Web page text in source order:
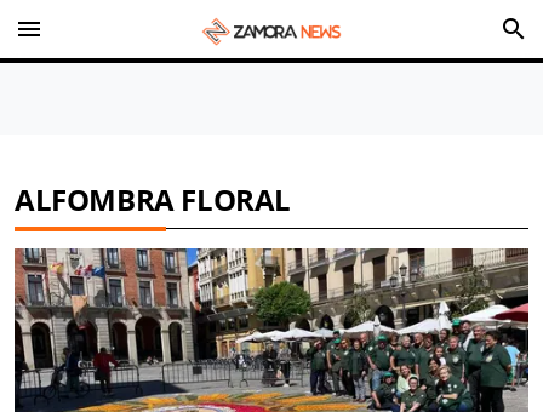
menu search
ALFOMBRA FLORAL